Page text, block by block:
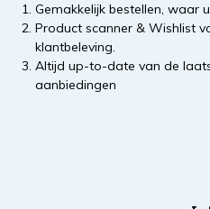
Gemakkelijk bestellen, waar
Product scanner & Wishlist
klantbeleving.
Altijd up-to-date van de
aanbiedingen